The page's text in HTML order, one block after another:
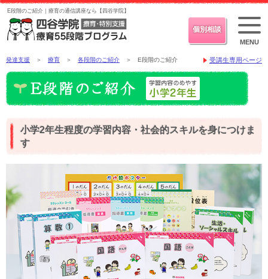
E段階のご紹介｜療育の通信講座なら【四谷学院】
個別相談
MENU
受講生専用ページ
発達支援 ＞ 療育 ＞ 各段階のご紹介 ＞ E段階のご紹介
小学2年生程度の学習内容・社会的スキルを身につけま
す